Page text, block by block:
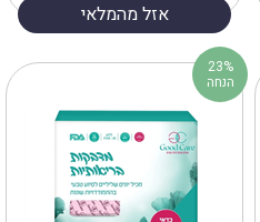
אזל מהמלאי
23%
הנחה